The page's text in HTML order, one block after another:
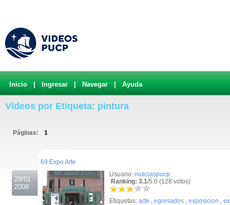
Inicio Ingresar Navegar Ayuda
Videos por Etiqueta: pintura
Páginas: 1
29/01
2008
69 Expo Arte
Usuario: noticiaspucp
Ranking: 3.1/5.0 (128 votos)
Etiquetas: arte , egresados , exposicion ,